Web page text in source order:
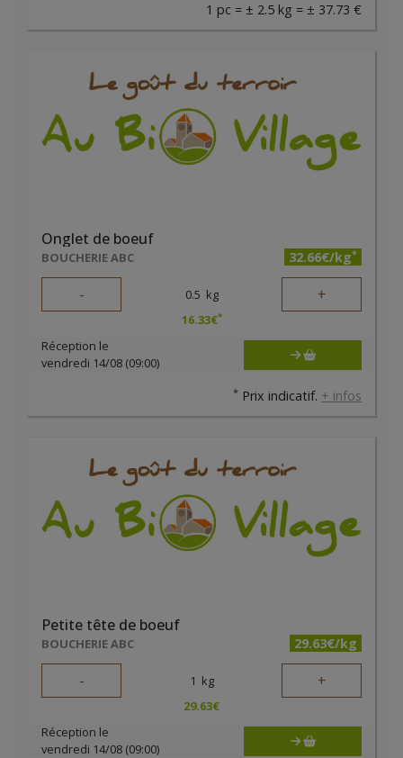
1 pc = ± 2.5 kg = ± 37.73 €
Onglet de boeuf
BOUCHERIE ABC 32.66€/kg*
- 0.5 kg +
16.33€*
Réception le
vendredi 14/08 (09:00)
* Prix indicatif. + infos
Petite tête de boeuf
BOUCHERIE ABC 29.63€/kg
- 1 kg +
29.63€
Réception le
vendredi 14/08 (09:00)